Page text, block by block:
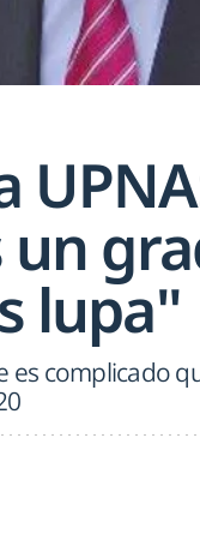
lupa"
es complicado